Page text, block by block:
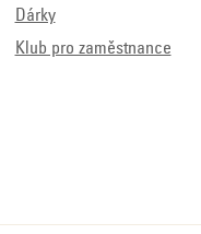
Dárky
Klub pro zaměstnance